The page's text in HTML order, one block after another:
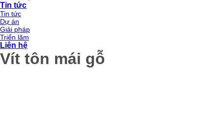
Tin tức
Tin tức
Dự án
Giải pháp
Triển lãm
Liên hệ
Vít tôn mái gỗ